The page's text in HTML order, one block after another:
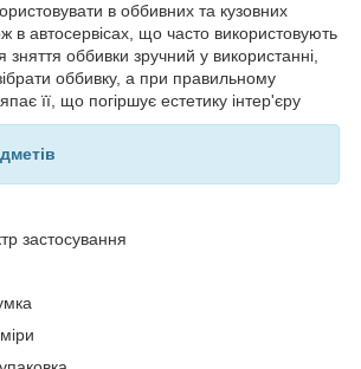
в оббивних та кузовних
в автосервісах, що часто використовують
зняття оббивки зручний у використанні,
оббивку, а при правильному
її, що погіршує естетику інтер'єру
застосування